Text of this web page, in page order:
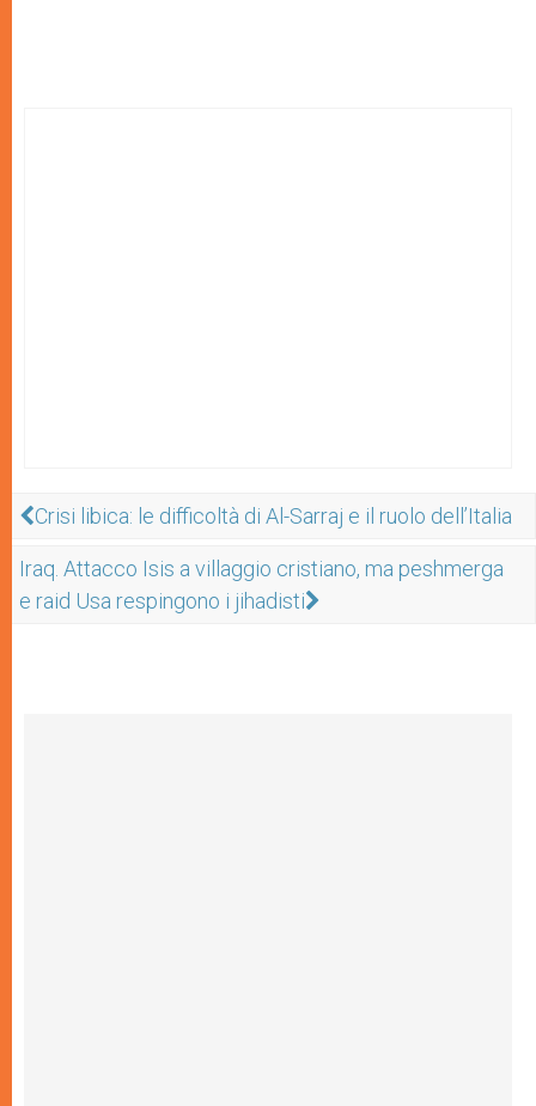
Crisi libica: le difficoltà di Al-Sarraj e il ruolo dell’Italia
Iraq. Attacco Isis a villaggio cristiano, ma peshmerga
e raid Usa respingono i jihadisti